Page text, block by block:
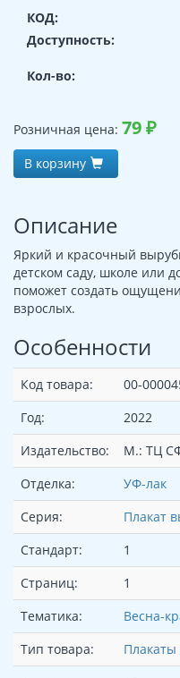
КОД:
Доступность:
Кол-во:
Розничная цена: 79₽
В корзину
Описание
Яркий и красочный
детском саду, школе или
поможет создать
взрослых.
Особенности
Код товара:
00-
Год:
2022
Издательство:
М.: ТЦ
Отделка:
УФ-лак
Серия:
Плакат
Стандарт:
1
Страниц:
1
Тематика:
Весна-
Тип товара: